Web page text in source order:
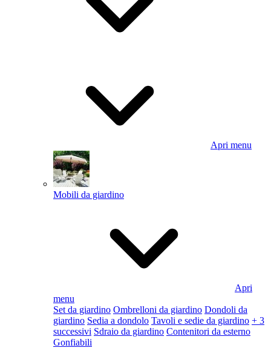
Apri menu
Mobili da giardino
Apri
menu
Set da giardino Ombrelloni da giardino Dondoli da
giardino Sedia a dondolo Tavoli e sedie da giardino + 3
successivi Sdraio da giardino Contenitori da esterno
Gonfiabili